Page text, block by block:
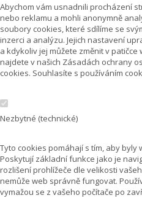
Abychom vám usnadnili procházení
nebo reklamu a mohli anonymně
soubory cookies, které sdílíme se
inzerci a analýzu. Jejich nastavení
a kdykoliv jej můžete změnit v
najdete v našich Zásadách ochrany
cookies. Souhlasíte s používáním
Nezbytné (technické)
Tyto cookies pomáhají s tím, aby
Poskytují základní funkce jako je
rozlišení prohlížeče dle velikosti
nemůže web správně fungovat.
vymažou se z vašeho počítače po